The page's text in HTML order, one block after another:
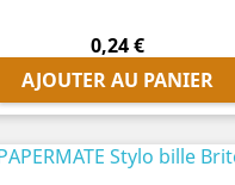
Prix
0,24 €
AJOUTER AU PANIER